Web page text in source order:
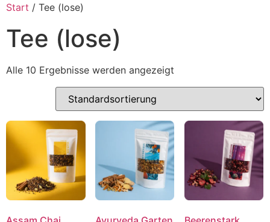
springen
Start / Tee (lose)
Tee (lose)
Alle 10 Ergebnisse werden angezeigt